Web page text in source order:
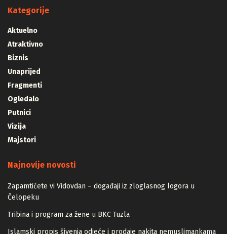
Kategorije
Aktuelno
Atraktivno
Biznis
Unaprijed
Fragmenti
Ogledalo
Putnici
Vizija
Majstori
Najnovije novosti
Zapamtićete vi Vidovdan – događaji iz zloglasnog logora u
Čelopeku
Tribina i program za žene u BKC Tuzla
Islamski propis šivenja odjeće i prodaje nakita nemuslimankama